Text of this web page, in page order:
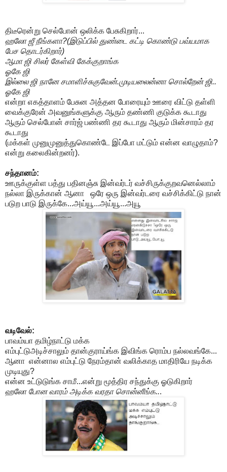
திடீரென்று செல்போன் ஒலிக்க பேசுகிறார்...
ஹலோ ஜீ நீங்களா?(இடுப்பில் துண்டை கட்டி கொண்டு பவ்யமாக
பேச தொடர்கிறார்)
ஆமா ஜி சிலர் கேள்வி கேக்குறாங்க
ஓகே ஜி
இல்லை ஜி நானே சமாளிச்சுகுவேன்.முடியலைன்னா சொல்றேன் ஜி..
ஓகே ஜி
என்றா எகத்தாளம் பேசுன அத்தன போரையும் ஊரை விட்டு தள்ளி
வைக்குரேன் அவனுங்களுக்கு ஆரும் தண்ணி குடுக்க கூடாது
ஆரும் செல்போன் சார்ஜ் பண்ணி தர கூடாது ஆரும் மின்சாரம் தர
கூடாது
(மக்கள் முனுமுனுத்துகொண்டே இப்போ மட்டும் என்ன வாழுதாம்?
என்று கலைகின்றனர்).
சந்தானம்:
ஊருக்குள்ள பத்து பதினஞ்சு இன்வர்டர் வச்சிருக்குறவனெல்லாம்
நல்லா இருக்கான் ஆனா ஒரே ஒரு இன்வர்டரை வச்சிக்கிட்டு நான்
படுற பாடு இருக்கே...அய்யூ...அய்யூ...அயூ
வடிவேல்:
பாவம்யா தமிழ்நாட்டு மக்க
எம்புட்டுஅடிச்சாலும் தான்குராய்ங்க இவிங்க ரொம்ப நல்லவங்கே...
ஆனா என்னால எம்புட்டு நேரம்தான் வலிக்காத மாதிரியே நடிக்க
முடியுது?
என்ன உட்டுடுங்க சாமீ...என்று மூத்திர சந்துக்கு ஓடுகிறார்
ஹலோ போன வாரம் அடிக்க வரதா சொன்னீங்க...